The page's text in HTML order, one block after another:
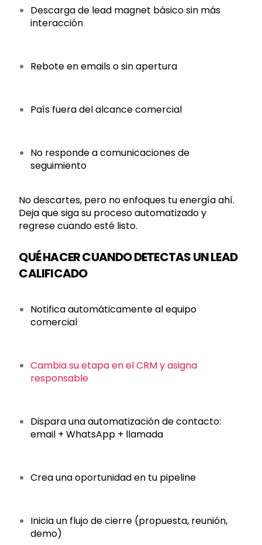
Descarga de lead magnet básico sin más
interacción
Rebote en emails o sin apertura
País fuera del alcance comercial
No responde a comunicaciones de
seguimiento
No descartes, pero no enfoques tu energía ahí.
Deja que siga su proceso automatizado y
regrese cuando esté listo.
QUÉ HACER CUANDO DETECTAS UN LEAD
CALIFICADO
Notifica automáticamente al equipo
comercial
Cambia su etapa en el CRM y asigna
responsable
Dispara una automatización de contacto:
email + WhatsApp + llamada
Crea una oportunidad en tu pipeline
Inicia un flujo de cierre (propuesta, reunión,
demo)